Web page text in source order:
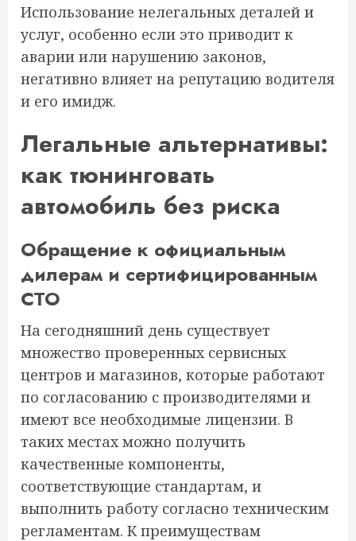
Использование нелегальных деталей и
услуг, особенно если это приводит к
аварии или нарушению законов,
негативно влияет на репутацию водителя
и его имидж.
Легальные альтернативы:
как тюнинговать
автомобиль без риска
Обращение к официальным
дилерам и сертифицированным
СТО
На сегодняшний день существует
множество проверенных сервисных
центров и магазинов, которые работают
по согласованию с производителями и
имеют все необходимые лицензии. В
таких местах можно получить
качественные компоненты,
соответствующие стандартам, и
выполнить работу согласно техническим
регламентам. К преимуществам